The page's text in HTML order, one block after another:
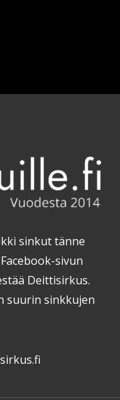
sinkut tänne
sivun
Deittisirkus.
suurin sinkkujen